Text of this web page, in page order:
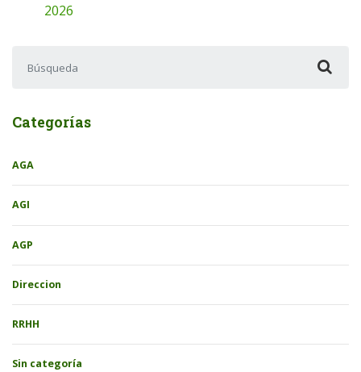
2026
Categorías
AGA
AGI
AGP
Direccion
RRHH
Sin categoría